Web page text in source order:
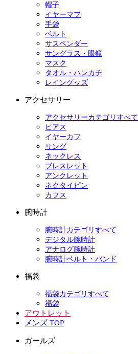
帽子
イヤーマフ
手袋
ベルト
サスペンダー
サングラス・眼鏡
マスク
タオル・ハンカチ
レイングッズ
アクセサリー
アクセサリーカテゴリすべて
ピアス
イヤーカフ
リング
ネックレス
ブレスレット
アンクレット
ネクタイピン
カフス
腕時計
腕時計カテゴリすべて
デジタル腕時計
アナログ腕時計
腕時計ベルト・バンド
福袋
福袋カテゴリすべて
福袋
アウトレット
メンズ TOP
ガールズ